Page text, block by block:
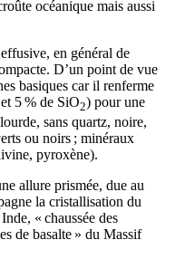
océanique mais aussi
en général de
D’un point de vue
basiques car il renferme
5 % de SiO2) pour une
sans quartz, noire,
ou noirs ; minéraux
pyroxène).
allure prismée, due au
la cristallisation du
« chaussée des
de basalte » du Massif